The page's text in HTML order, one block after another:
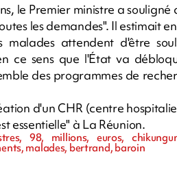
le Premier ministre a
les demandes". Il estimait
malades attendent d'être
ce sens que l'État va
des programmes de
d'un CHR (centre
essentielle" à La Réunion.
98, millions, euros,
malades, bertrand, baroin